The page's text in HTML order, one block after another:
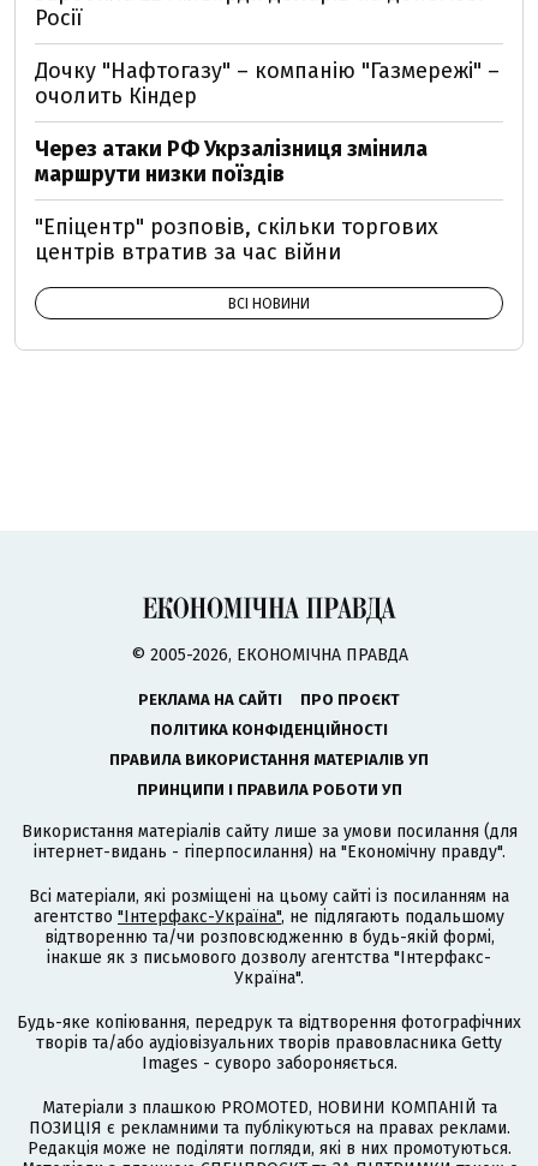
Росії
Дочку "Нафтогазу" – компанію "Газмережі" –
очолить Кіндер
Через атаки РФ Укрзалізниця змінила
маршрути низки поїздів
"Епіцентр" розповів, скільки торгових
центрів втратив за час війни
ВСІ НОВИНИ
© 2005-2026, ЕКОНОМІЧНА ПРАВДА
РЕКЛАМА НА САЙТІ
ПРО ПРОЄКТ
ПОЛІТИКА КОНФІДЕНЦІЙНОСТІ
ПРАВИЛА ВИКОРИСТАННЯ МАТЕРІАЛІВ УП
ПРИНЦИПИ І ПРАВИЛА РОБОТИ УП
Використання матеріалів сайту лише за умови посилання (для
інтернет-видань - гіперпосилання) на "Економічну правду".
Всі матеріали, які розміщені на цьому сайті із посиланням на
агентство "Інтерфакс-Україна", не підлягають подальшому
відтворенню та/чи розповсюдженню в будь-якій формі,
інакше як з письмового дозволу агентства "Інтерфакс-
Україна".
Будь-яке копіювання, передрук та відтворення фотографічних
творів та/або аудіовізуальних творів правовласника Getty
Images - суворо забороняється.
Матеріали з плашкою PROMOTED, НОВИНИ КОМПАНІЙ та
ПОЗИЦІЯ є рекламними та публікуються на правах реклами.
Редакція може не поділяти погляди, які в них промотуються.